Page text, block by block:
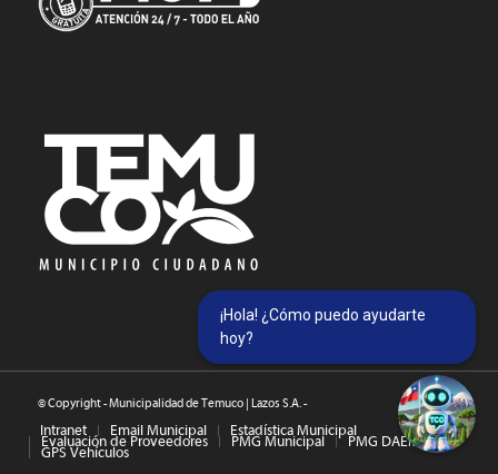
© Copyright - Municipalidad de Temuco | Lazos S.A. -
Intranet Email Municipal Estadística Municipal
Evaluación de Proveedores PMG Municipal PMG DAEM
GPS Vehículos
¡Hola! ¿Cómo puedo ayudarte
hoy?